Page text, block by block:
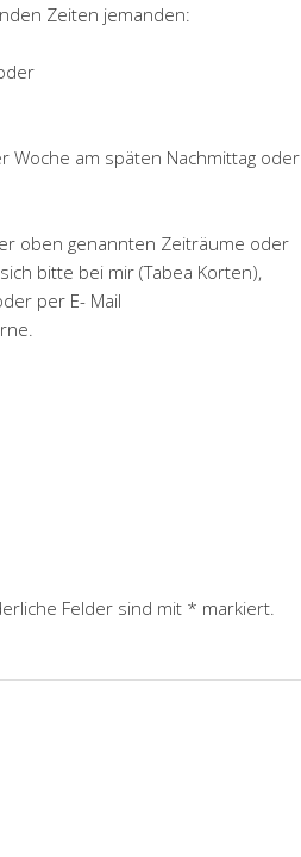
Zeiten jemanden:
Woche am späten Nachmittag oder
oben genannten Zeiträume oder
bitte bei mir (Tabea Korten),
per E- Mail
Felder sind mit * markiert.